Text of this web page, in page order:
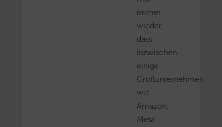
immer
wieder,
dass
inzwischen
einige
Großunternehmen
wie
Amazon,
Meta